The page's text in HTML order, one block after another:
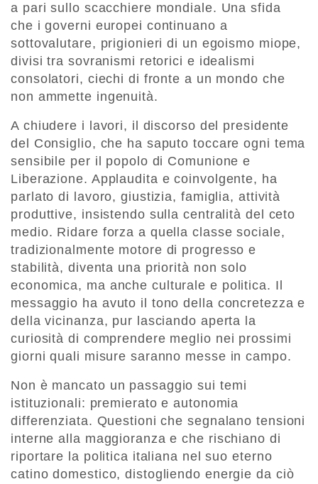
a pari sullo scacchiere mondiale. Una sfida
che i governi europei continuano a
sottovalutare, prigionieri di un egoismo miope,
divisi tra sovranismi retorici e idealismi
consolatori, ciechi di fronte a un mondo che
non ammette ingenuità.
A chiudere i lavori, il discorso del presidente
del Consiglio, che ha saputo toccare ogni tema
sensibile per il popolo di Comunione e
Liberazione. Applaudita e coinvolgente, ha
parlato di lavoro, giustizia, famiglia, attività
produttive, insistendo sulla centralità del ceto
medio. Ridare forza a quella classe sociale,
tradizionalmente motore di progresso e
stabilità, diventa una priorità non solo
economica, ma anche culturale e politica. Il
messaggio ha avuto il tono della concretezza e
della vicinanza, pur lasciando aperta la
curiosità di comprendere meglio nei prossimi
giorni quali misure saranno messe in campo.
Non è mancato un passaggio sui temi
istituzionali: premierato e autonomia
differenziata. Questioni che segnalano tensioni
interne alla maggioranza e che rischiano di
riportare la politica italiana nel suo eterno
catino domestico, distogliendo energie da ciò